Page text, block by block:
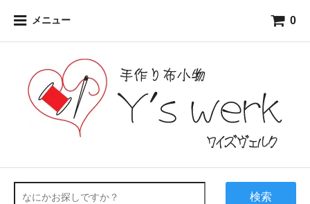
メニュー 0
検索